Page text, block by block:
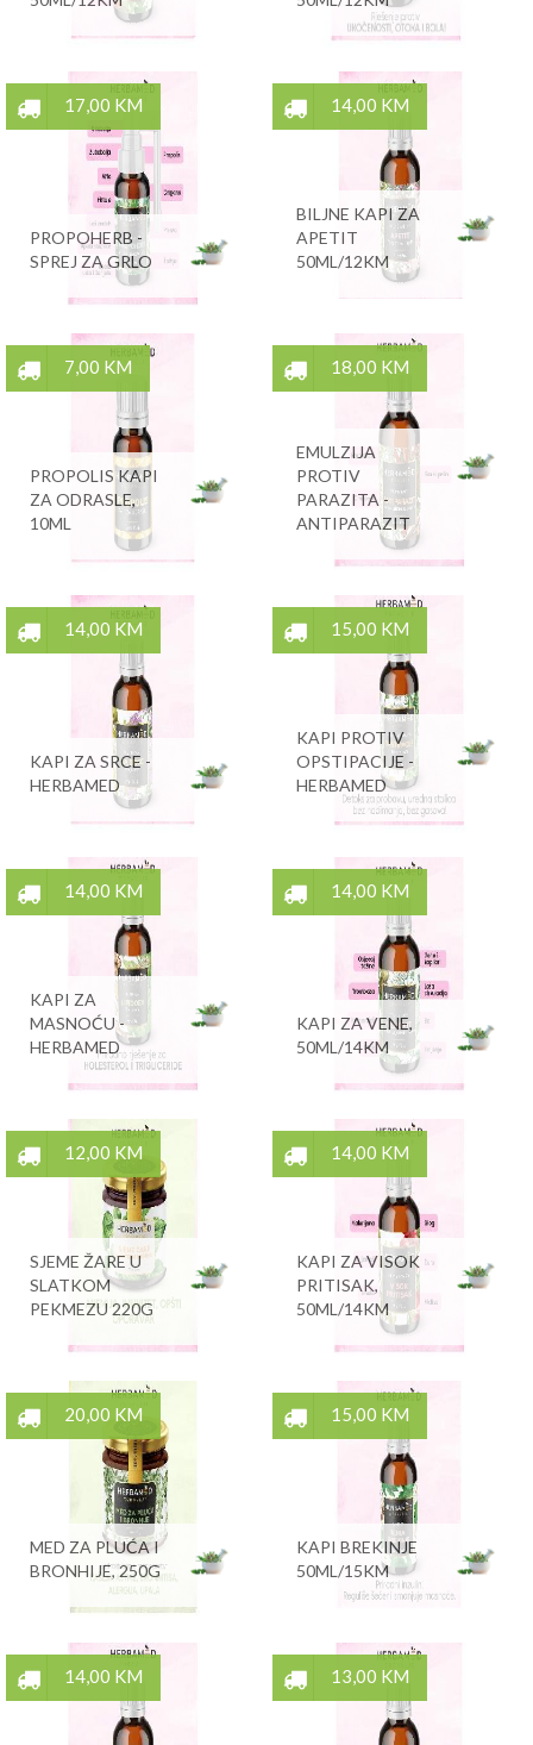
17,00 KM
PROPOHERB -
SPREJ ZA GRLO
14,00 KM
BILJNE KAPI ZA
APETIT
50ML/12KM
7,00 KM
PROPOLIS KAPI
ZA ODRASLE,
10ML
18,00 KM
EMULZIJA
PROTIV
PARAZITA -
ANTIPARAZIT
14,00 KM
KAPI ZA SRCE -
HERBAMED
15,00 KM
KAPI PROTIV
OPSTIPACIJE -
HERBAMED
14,00 KM
KAPI ZA
MASNOĆU -
HERBAMED
14,00 KM
KAPI ZA VENE,
50ML/14KM
12,00 KM
SJEME ŽARE U
SLATKOM
PEKMEZU 220G
14,00 KM
KAPI ZA VISOK
PRITISAK,
50ML/14KM
20,00 KM
MED ZA PLUĆA I
BRONHIJE, 250G
15,00 KM
KAPI BREKINJE
50ML/15KM
14,00 KM 13,00 KM